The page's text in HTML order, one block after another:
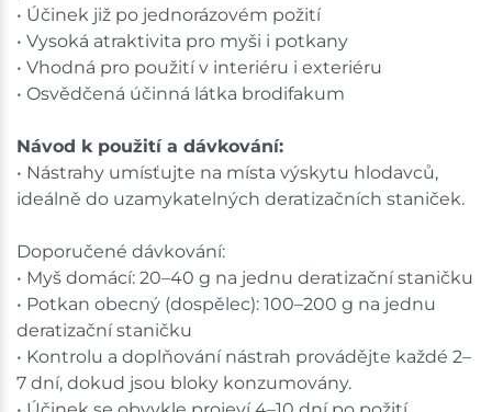
• Účinek již po jednorázovém požití
• Vysoká atraktivita pro myši i potkany
• Vhodná pro použití v interiéru i exteriéru
• Osvědčená účinná látka brodifakum
Návod k použití a dávkování:
• Nástrahy umísťujte na místa výskytu hlodavců,
ideálně do uzamykatelných deratizačních staniček.
Doporučené dávkování:
• Myš domácí: 20–40 g na jednu deratizační staničku
• Potkan obecný (dospělec): 100–200 g na jednu
deratizační staničku
• Kontrolu a doplňování nástrah provádějte každé 2–
7 dní, dokud jsou bloky konzumovány.